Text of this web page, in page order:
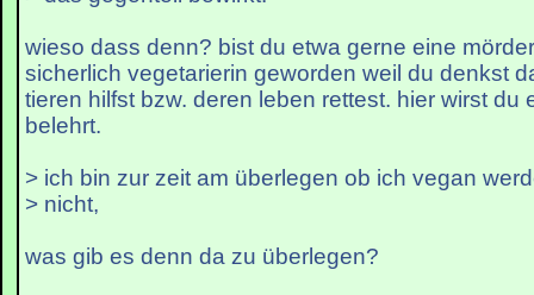
wieso dass denn? bist du etwa gerne eine
sicherlich vegetarierin geworden weil du denkst
tieren hilfst bzw. deren leben rettest. hier wirst du
belehrt.
> ich bin zur zeit am überlegen ob ich vegan
> nicht,
was gib es denn da zu überlegen?